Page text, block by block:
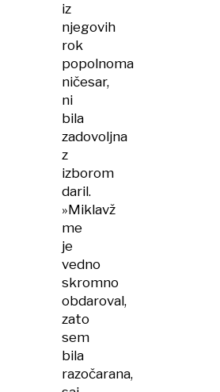
iz
njegovih
rok
popolnoma
ničesar,
ni
bila
zadovoljna
z
izborom
daril.
»Miklavž
me
je
vedno
skromno
obdaroval,
zato
sem
bila
razočarana,